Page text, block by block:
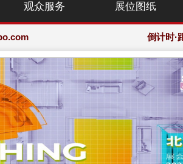
观众服务 展位图纸
站
倒计时·